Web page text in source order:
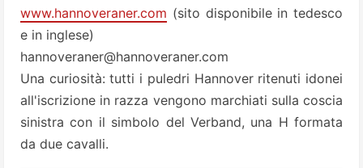
www.hannoveraner.com (sito disponibile in tedesco
e in inglese)
hannoveraner@hannoveraner.com
Una curiosità: tutti i puledri Hannover ritenuti idonei
all'iscrizione in razza vengono marchiati sulla coscia
sinistra con il simbolo del Verband, una H formata
da due cavalli.